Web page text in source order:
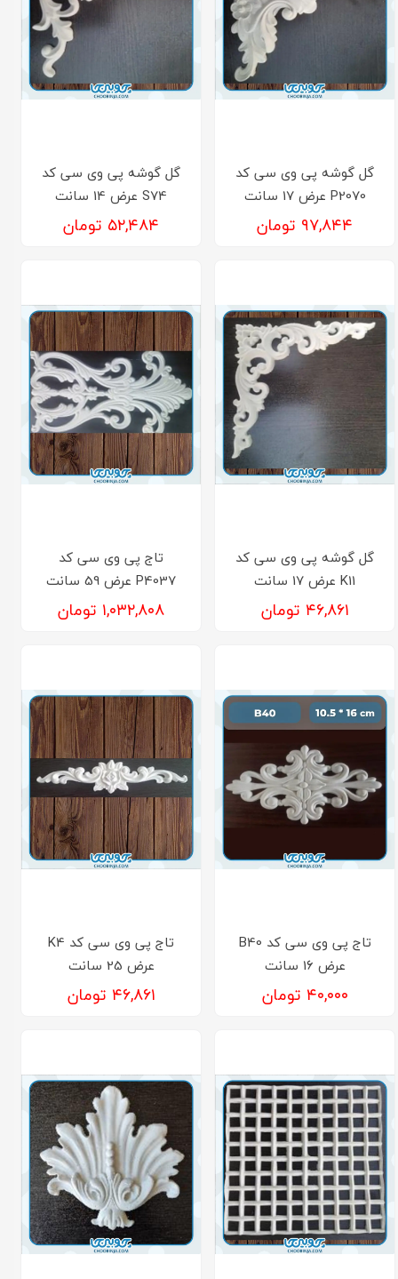
گل گوشه پی وی سی کد
P2070 عرض 17 سانت
۹۷,۸۴۴ تومان
گل گوشه پی وی سی کد
S74 عرض 14 سانت
۵۲,۴۸۴ تومان
گل گوشه پی وی سی کد
K11 عرض 17 سانت
۴۶,۸۶۱ تومان
تاج پی وی سی کد
P4037 عرض 59 سانت
۱,۰۳۲,۸۰۸ تومان
تاج پی وی سی کد B40
عرض 16 سانت
۴۰,۰۰۰ تومان
تاج پی وی سی کد K4
عرض 25 سانت
۴۶,۸۶۱ تومان